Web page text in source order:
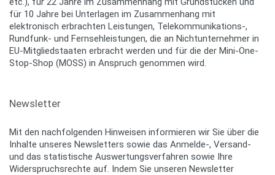
für 10 Jahre bei Unterlagen im Zusammenhang mit
elektronisch erbrachten Leistungen, Telekommunikations-,
Rundfunk- und Fernsehleistungen, die an Nichtunternehmer in
EU-Mitgliedstaaten erbracht werden und für die der Mini-One-
Stop-Shop (MOSS) in Anspruch genommen wird.
Newsletter
Mit den nachfolgenden Hinweisen informieren wir Sie über die
Inhalte unseres Newsletters sowie das Anmelde-, Versand-
und das statistische Auswertungsverfahren sowie Ihre
Widerspruchsrechte auf. Indem Sie unseren Newsletter